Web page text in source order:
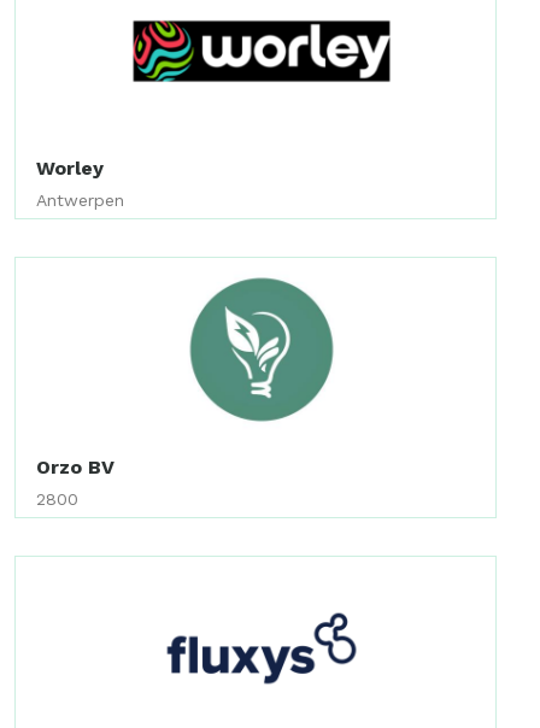
Worley
Antwerpen
Orzo BV
2800